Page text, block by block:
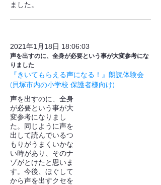
ました。
2021年1月18日 18:06:03
声を出すのに、全身が必要という事が大変参考にな
りました
『きいてもらえる声になる！』朗読体験会
(貝塚市内の小学校 保護者様向け)
声を出すのに、全身
が必要という事が大
変参考になりまし
た。同じように声を
出して読んでいるつ
もりがうまくいかな
い時があり、そのナ
ゾがとけたと思いま
す。今後、ほぐして
から声を出すクセを